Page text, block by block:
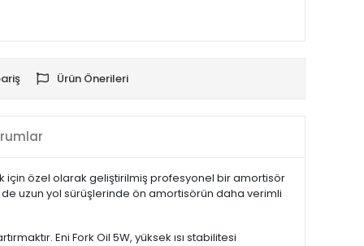
Ürün Önerileri
için özel olarak geliştirilmiş profesyonel bir amortisör
uzun yol sürüşlerinde ön amortisörün daha verimli
Eni Fork Oil 5W, yüksek ısı stabilitesi